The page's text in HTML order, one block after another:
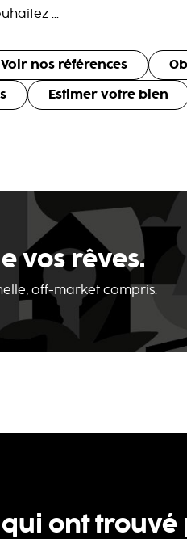
...
Voir nos références
Estimer votre bien
vos rêves.
off-market compris.
qui ont